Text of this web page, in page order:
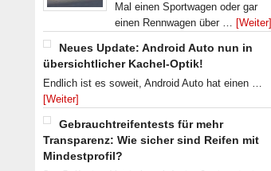
Mal einen Sportwagen oder gar
einen Rennwagen über … [Weiter]
Neues Update: Android Auto nun in
übersichtlicher Kachel-Optik!
Endlich ist es soweit, Android Auto hat einen …
[Weiter]
Gebrauchtreifentests für mehr
Transparenz: Wie sicher sind Reifen mit
Mindestprofil?